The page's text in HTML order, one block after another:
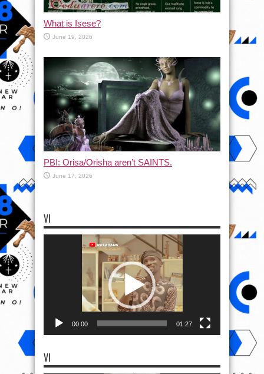
What is Isese?
June 19, 2026
PBI: Orisa/Orisha aren’t SAINTS.
June 17, 2026
VI
00:00 01:27
VI